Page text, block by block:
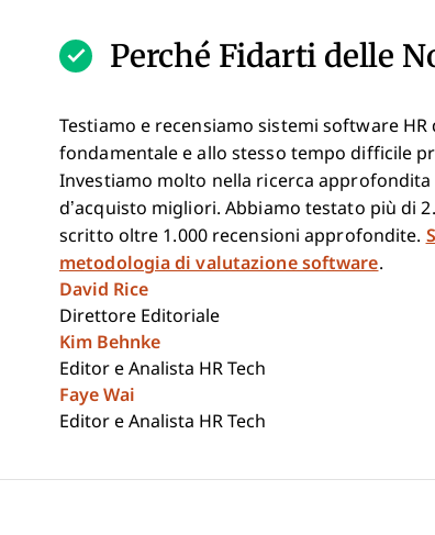
Perché Fidarti delle
Testiamo e recensiamo sistemi software
fondamentale e allo stesso tempo difficile
Investiamo molto nella ricerca
d’acquisto migliori. Abbiamo testato più di
scritto oltre 1.000 recensioni approfondite.
metodologia di valutazione software.
David Rice
Direttore Editoriale
Kim Behnke
Editor e Analista HR Tech
Faye Wai
Editor e Analista HR Tech